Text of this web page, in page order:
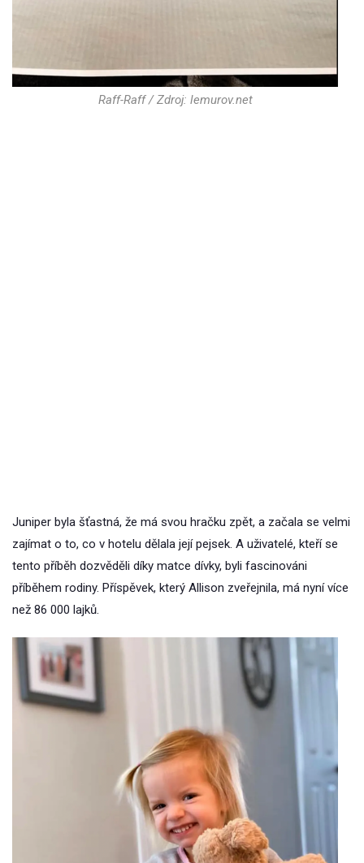
Raff-Raff / Zdroj: lemurov.net
Juniper byla šťastná, že má svou hračku zpět, a začala se velmi
zajímat o to, co v hotelu dělala její pejsek. A uživatelé, kteří se
tento příběh dozvěděli díky matce dívky, byli fascinováni
příběhem rodiny. Příspěvek, který Allison zveřejnila, má nyní více
než 86 000 lajků.